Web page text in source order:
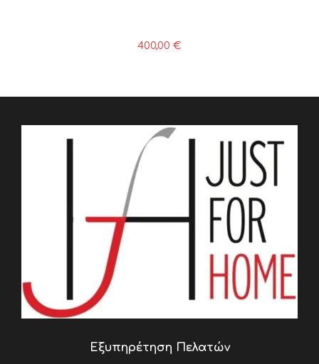
400,00 €
Εξυπηρέτηση Πελατών